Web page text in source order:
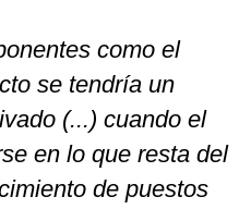
como el
se tendría un
(...) cuando el
en lo que resta del
de puestos